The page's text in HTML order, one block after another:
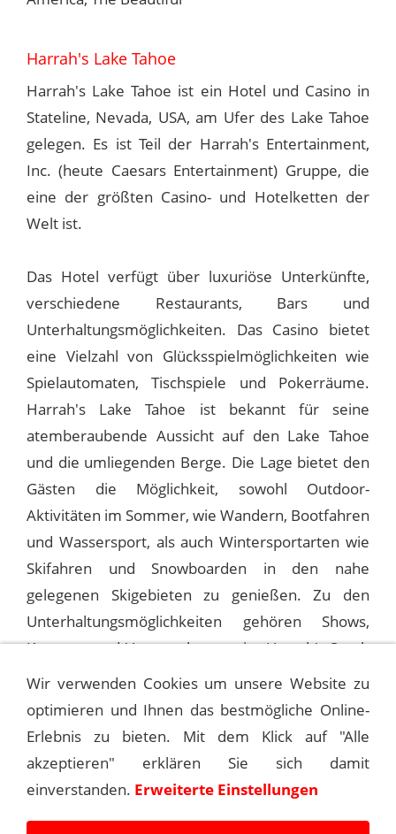
Harrah's Lake Tahoe
Harrah's Lake Tahoe ist ein Hotel und Casino in
Stateline, Nevada, USA, am Ufer des Lake Tahoe
gelegen. Es ist Teil der Harrah's Entertainment,
Inc. (heute Caesars Entertainment) Gruppe, die
eine der größten Casino- und Hotelketten der
Welt ist.
Das Hotel verfügt über luxuriöse Unterkünfte,
verschiedene Restaurants, Bars und
Unterhaltungsmöglichkeiten. Das Casino bietet
eine Vielzahl von Glücksspielmöglichkeiten wie
Spielautomaten, Tischspiele und Pokerräume.
Harrah's Lake Tahoe ist bekannt für seine
atemberaubende Aussicht auf den Lake Tahoe
und die umliegenden Berge. Die Lage bietet den
Gästen die Möglichkeit, sowohl Outdoor-
Aktivitäten im Sommer, wie Wandern, Bootfahren
und Wassersport, als auch Wintersportarten wie
Skifahren und Snowboarden in den nahe
gelegenen Skigebieten zu genießen. Zu den
Unterhaltungsmöglichkeiten gehören Shows,
Konzerte und Veranstaltungen im Harrah's South
Shore Room.
1978-05-12 LAKE TAHOE, HARRAH’S (2ND)
1978-05-13 LAKE TAHOE, HARRAH’S (2ND)
Wir verwenden Cookies um unsere Website zu
optimieren und Ihnen das bestmögliche Online-
Erlebnis zu bieten. Mit dem Klick auf "Alle
akzeptieren" erklären Sie sich damit
einverstanden. Erweiterte Einstellungen